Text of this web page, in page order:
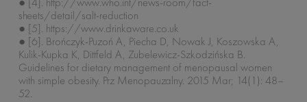
sheets/detail/salt-reduction
● [5]. https://www.drinkaware.co.uk
● [6]. Brończyk-Puzoń A, Piecha D, Nowak J, Koszowska A,
Kulik-Kupka K, Dittfeld A, Zubelewicz-Szkodzińska B.
Guidelines for dietary management of menopausal women
with simple obesity. Prz Menopauzalny. 2015 Mar; 14(1): 48–
52.